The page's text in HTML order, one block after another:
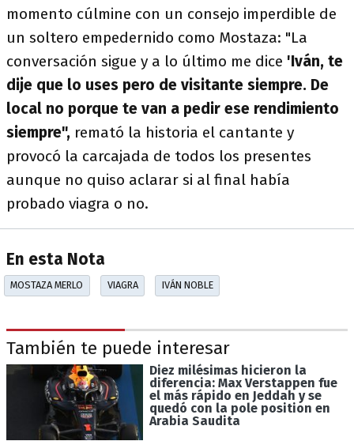
momento cúlmine con un consejo imperdible de
un soltero empedernido como Mostaza: "La
conversación sigue y a lo último me dice 'Iván, te
dije que lo uses pero de visitante siempre. De
local no porque te van a pedir ese rendimiento
siempre", remató la historia el cantante y
provocó la carcajada de todos los presentes
aunque no quiso aclarar si al final había
probado viagra o no.
En esta Nota
MOSTAZA MERLO VIAGRA IVÁN NOBLE
También te puede interesar
Diez milésimas hicieron la
diferencia: Max Verstappen fue
el más rápido en Jeddah y se
quedó con la pole position en
Arabia Saudita